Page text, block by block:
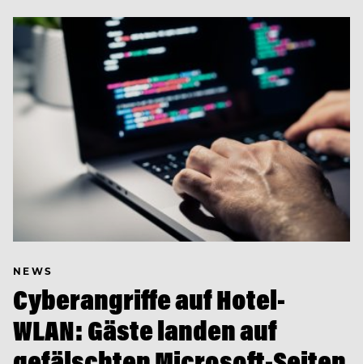
NEWS
Cyberangriffe auf Hotel-
WLAN: Gäste landen auf